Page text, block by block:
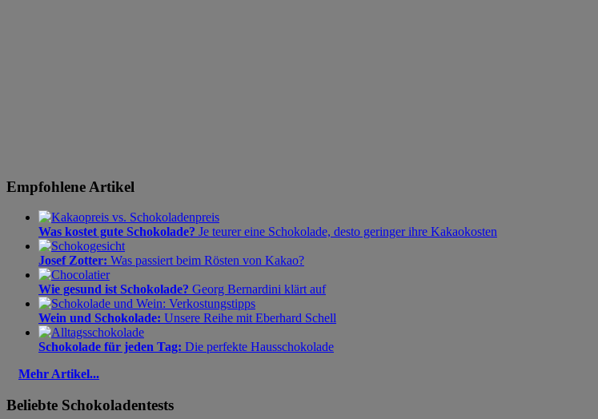
Empfohlene Artikel
Was kostet gute Schokolade? Je teurer eine Schokolade, desto geringer ihre Kakaokosten
Josef Zotter: Was passiert beim Rösten von Kakao?
Wie gesund ist Schokolade? Georg Bernardini klärt auf
Wein und Schokolade: Unsere Reihe mit Eberhard Schell
Schokolade für jeden Tag: Die perfekte Hausschokolade
Mehr Artikel...
Beliebte Schokoladentests